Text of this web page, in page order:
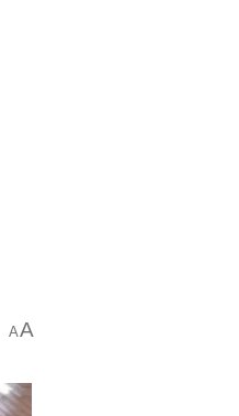
AA